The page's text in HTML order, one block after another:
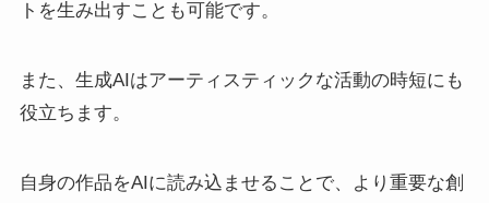
トを生み出すことも可能です。
また、生成AIはアーティスティックな活動の時短にも
役立ちます。
自身の作品をAIに読み込ませることで、より重要な創